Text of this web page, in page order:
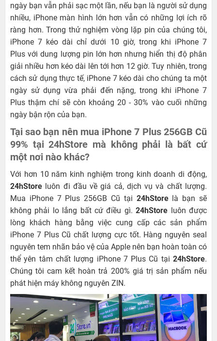
ngày bạn vẫn phải sạc một lần, nếu bạn là người sử dụng
nhiều, iPhone màn hình lớn hơn vẫn có những lợi ích rõ
ràng hơn. Trong thử nghiệm vòng lặp pin của chúng tôi,
iPhone 7 kéo dài chỉ dưới 10 giờ, trong khi iPhone 7
Plus với dung lượng pin lớn hơn nhưng hiển thị độ phân
giải nhiều hơn kéo dài lên tới hơn 12 giờ. Tuy nhiên, trong
cách sử dụng thực tế, iPhone 7 kéo dài cho chúng ta một
ngày sử dụng vừa phải đến nặng, trong khi iPhone 7
Plus thậm chí sẽ còn khoảng 20 - 30% vào cuối những
ngày bận rộn của bạn.
Tại sao bạn nên mua iPhone 7 Plus 256GB Cũ
99% tại 24hStore mà không phải là bất cứ
một nơi nào khác?
Với hơn 10 năm kinh nghiệm trong kinh doanh di động,
24hStore luôn đi đầu về giá cả, dịch vụ và chất lượng.
Mua iPhone 7 Plus 256GB Cũ tại 24hStorelà bạn sẽ
không phải lo lắng bất cứ điều gì.24hStore luôn được
lòng khách hàng bằng việc cung cấp các sản phẩm
iPhone 7 Plus Cũ chất lượng cực tốt. Hàng nguyên seal
nguyên tem nhãn bảo vệ của Apple nên bạn hoàn toàn có
thể yên tâm chất lượng iPhone 7 Plus Cũ tại 24hStore.
Chúng tôi cam kết hoàn trả 200% giá trị sản phẩm nếu
phát hiện máy không nguyên ZIN.